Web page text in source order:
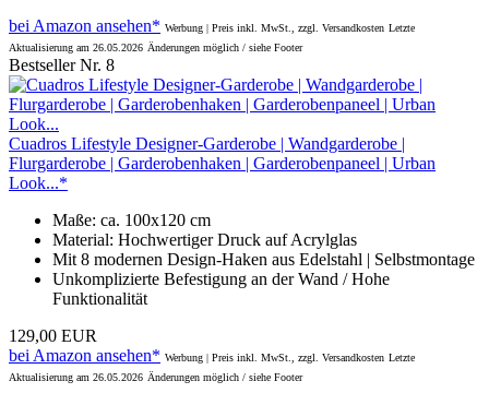
bei Amazon ansehen* Werbung | Preis inkl. MwSt., zzgl. Versandkosten Letzte
Aktualisierung am 26.05.2026 Änderungen möglich / siehe Footer
Bestseller Nr. 8
Cuadros Lifestyle Designer-Garderobe | Wandgarderobe |
Flurgarderobe | Garderobenhaken | Garderobenpaneel | Urban
Look...*
Maße: ca. 100x120 cm
Material: Hochwertiger Druck auf Acrylglas
Mit 8 modernen Design-Haken aus Edelstahl | Selbstmontage
Unkomplizierte Befestigung an der Wand / Hohe
Funktionalität
129,00 EUR
bei Amazon ansehen* Werbung | Preis inkl. MwSt., zzgl. Versandkosten Letzte
Aktualisierung am 26.05.2026 Änderungen möglich / siehe Footer